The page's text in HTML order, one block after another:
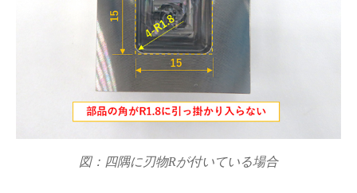
図：四隅に刃物Rが付いている場合